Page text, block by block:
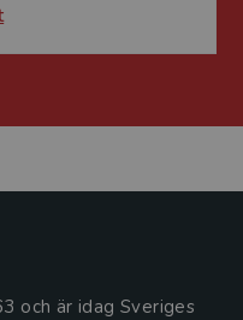
och är idag Sveriges